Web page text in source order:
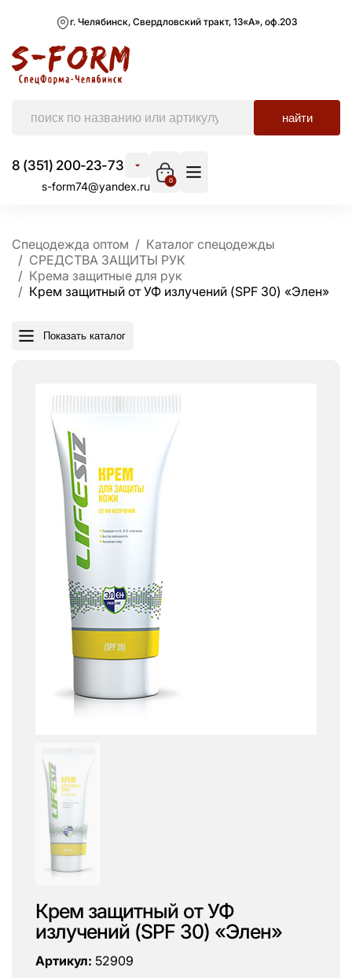
г. Челябинск, Свердловский тракт, 13«А», оф.203
найти
8 (351) 200-23-73
s-form74@yandex.ru 0
Спецодежда оптом
Каталог спецодежды
СРЕДСТВА ЗАЩИТЫ РУК
Крема защитные для рук
Крем защитный от УФ излучений (SPF 30) «Элен»
Показать каталог
Крем защитный от УФ
излучений (SPF 30) «Элен»
Артикул: 52909